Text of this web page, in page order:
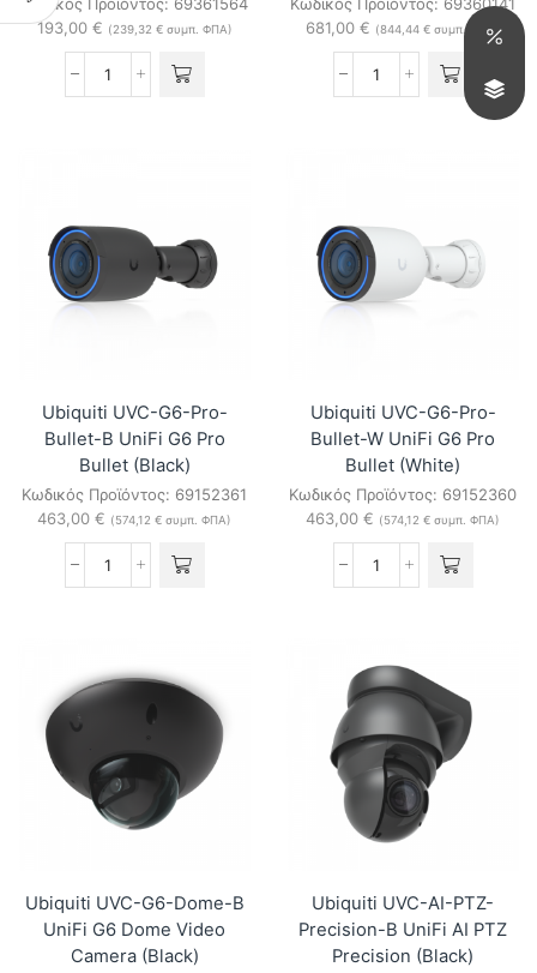
193,00 € (239,32 €συμπ. ΦΠΑ)
Ubiquiti
Instant
ποσότητα
681,00 € (844,44 € συμπ. ΦΠΑ)
Ubiquiti
Recorder
Instant
ποσότητα
Ubiquiti UVC-G6-Pro-
Bullet-B UniFi G6 Pro
Bullet (Black)
Κωδικός Προϊόντος: 69152361
463,00 € (574,12 € συμπ. ΦΠΑ)
Ubiquiti
B
Pro
Bullet
(Black)
ποσότητα
Ubiquiti UVC-G6-Pro-
Bullet-W UniFi G6 Pro
Bullet (White)
Κωδικός Προϊόντος: 69152360
463,00 € (574,12 € συμπ. ΦΠΑ)
Ubiquiti
Bullet-
W
UniFi
G6
Pro
Bullet
(White)
ποσότητα
Ubiquiti UVC-G6-Dome-B
UniFi G6 Dome Video
Camera (Black)
Ubiquiti UVC-AI-PTZ-
Precision-B UniFi AI PTZ
Precision (Black)